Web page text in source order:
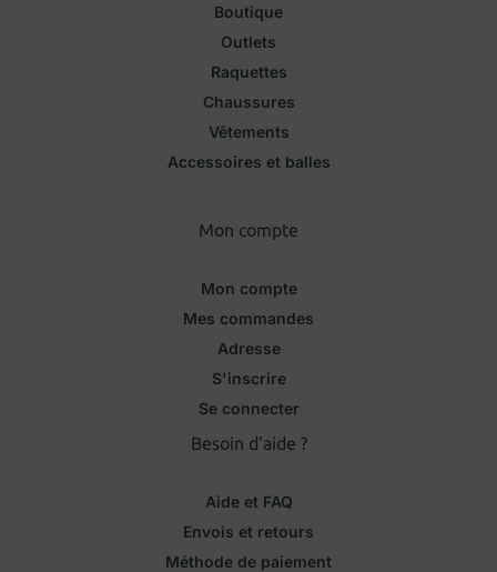
Boutique
Outlets
Raquettes
Chaussures
Vêtements
Accessoires et balles
Mon compte
Mon compte
Mes commandes
Adresse
S'inscrire
Se connecter
Besoin d'aide ?
Aide et FAQ
Envois et retours
Méthode de paiement